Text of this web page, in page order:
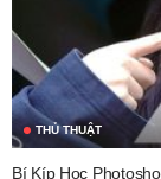
THỦ THUẬT
Bí Kíp Học